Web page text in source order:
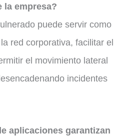
la empresa?
puede servir como
red corporativa, facilitar el
el movimiento lateral
incidentes
aplicaciones garantizan